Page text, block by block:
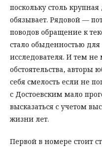
поскольку столь
обязывает. Рядовой —
поводов обращение к
стало обыденностью
исследователя. И тем не
обстоятельства, авторы
себя смелость если не
с Достоевским мало
высказаться с учетом
жизни лет.
Первой в номере стоит